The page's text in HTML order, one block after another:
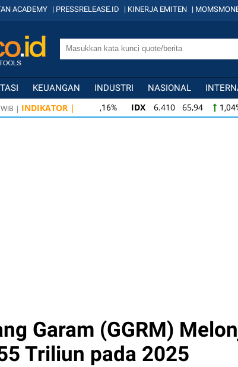
ACADEMY | PRESSRELEASE.ID | KINERJA EMITEN |
KEUANGAN INDUSTRI NASIONAL
WIB | INDIKATOR | IDX 6.410 65,94 1,04%
KOMPAS100
845 12,09
Garam (GGRM)
Triliun pada 2025